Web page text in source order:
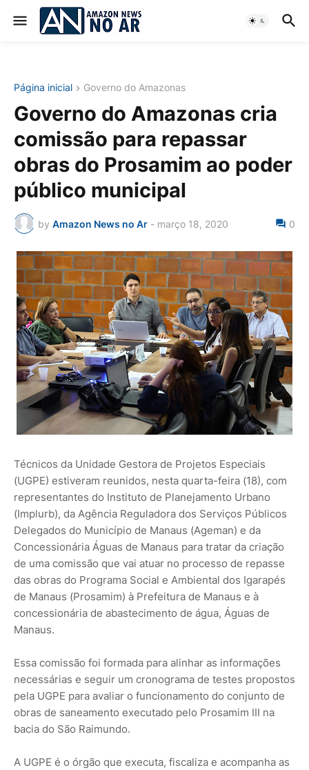
Página inicial Governo do Amazonas
Governo do Amazonas cria
comissão para repassar
obras do Prosamim ao poder
público municipal
by Amazon News no Ar - março 18, 2020 0
Técnicos da Unidade Gestora de Projetos Especiais
(UGPE) estiveram reunidos, nesta quarta-feira (18), com
representantes do Instituto de Planejamento Urbano
(Implurb), da Agência Reguladora dos Serviços Públicos
Delegados do Município de Manaus (Ageman) e da
Concessionária Águas de Manaus para tratar da criação
de uma comissão que vai atuar no processo de repasse
das obras do Programa Social e Ambiental dos Igarapés
de Manaus (Prosamim) à Prefeitura de Manaus e à
concessionária de abastecimento de água, Águas de
Manaus.
Essa comissão foi formada para alinhar as informações
necessárias e seguir um cronograma de testes propostos
pela UGPE para avaliar o funcionamento do conjunto de
obras de saneamento executado pelo Prosamim III na
bacia do São Raimundo.
A UGPE é o órgão que executa, fiscaliza e acompanha as